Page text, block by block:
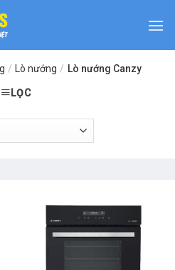
/ Lò nướng / Lò nướng Canzy
LỌC